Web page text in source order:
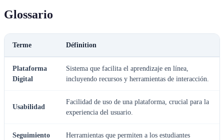
Glossario
Terme Définition
Plataforma
Digital
Sistema que facilita el aprendizaje en línea,
incluyendo recursos y herramientas de interacción.
Usabilidad
Facilidad de uso de una plataforma, crucial para la
experiencia del usuario.
Seguimiento
Herramientas que permiten a los estudiantes